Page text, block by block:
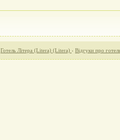
Готель Літера (Litera) (Litera) › Відгуки про